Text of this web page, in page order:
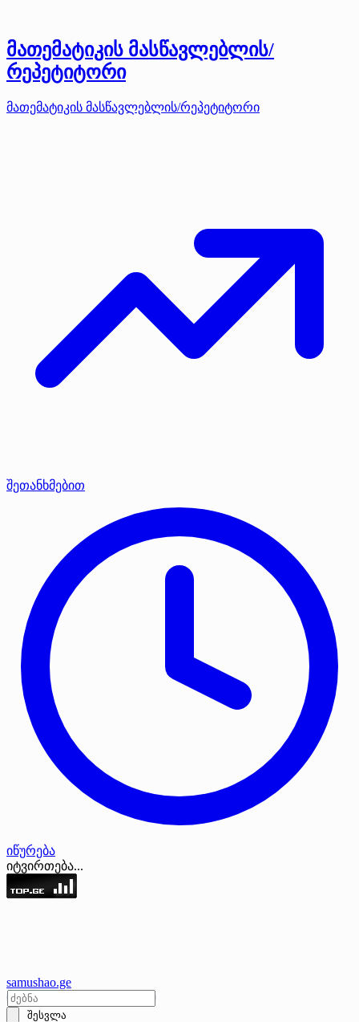
მათემატიკის მასწავლებლის/
რეპეტიტორი
მათემატიკის მასწავლებლის/რეპეტიტორი
შეთანხმებით
იწურება
იტვირთება...
samushao.ge
შესვლა